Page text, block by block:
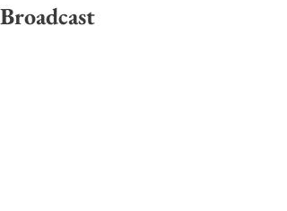
Broadcast